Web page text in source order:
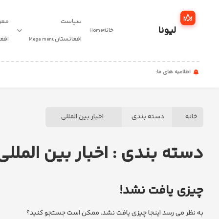
لیونا خانهHome
سیاست
افغانستانMega menu
سیاست
اخبار
مهاجرت
اطلاعیه های ما:
خانه دسته بندی اخبار بین المللی
دسته بندی : اخبار بین
چیزی یافت نشد!
به نظر می رسد اینجا چیزی یافت نشد. ممکن است جستجو کنید؟